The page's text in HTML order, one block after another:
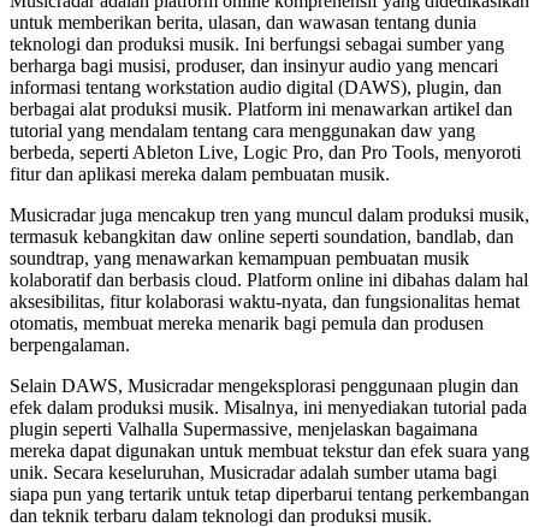
untuk memberikan berita, ulasan, dan wawasan tentang dunia
teknologi dan produksi musik. Ini berfungsi sebagai sumber yang
berharga bagi musisi, produser, dan insinyur audio yang mencari
informasi tentang workstation audio digital (DAWS), plugin, dan
berbagai alat produksi musik. Platform ini menawarkan artikel dan
tutorial yang mendalam tentang cara menggunakan daw yang
berbeda, seperti Ableton Live, Logic Pro, dan Pro Tools, menyoroti
fitur dan aplikasi mereka dalam pembuatan musik.
Musicradar juga mencakup tren yang muncul dalam produksi musik,
termasuk kebangkitan daw online seperti soundation, bandlab, dan
soundtrap, yang menawarkan kemampuan pembuatan musik
kolaboratif dan berbasis cloud. Platform online ini dibahas dalam hal
aksesibilitas, fitur kolaborasi waktu-nyata, dan fungsionalitas hemat
otomatis, membuat mereka menarik bagi pemula dan produsen
berpengalaman.
Selain DAWS, Musicradar mengeksplorasi penggunaan plugin dan
efek dalam produksi musik. Misalnya, ini menyediakan tutorial pada
plugin seperti Valhalla Supermassive, menjelaskan bagaimana
mereka dapat digunakan untuk membuat tekstur dan efek suara yang
unik. Secara keseluruhan, Musicradar adalah sumber utama bagi
siapa pun yang tertarik untuk tetap diperbarui tentang perkembangan
dan teknik terbaru dalam teknologi dan produksi musik.